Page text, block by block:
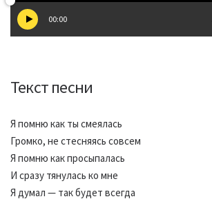
00:00
Текст песни
Я помню как ты смеялась
Громко, не стесняясь совсем
Я помню как просыпалась
И сразу тянулась ко мне
Я думал — так будет всегда